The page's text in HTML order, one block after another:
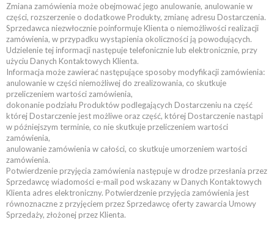
Zmiana zamówienia może obejmować jego anulowanie, anulowanie w
części, rozszerzenie o dodatkowe Produkty, zmianę adresu Dostarczenia.
Sprzedawca niezwłocznie poinformuje Klienta o niemożliwości realizacji
zamówienia, w przypadku wystąpienia okoliczności ją powodujących.
Udzielenie tej informacji następuje telefonicznie lub elektronicznie, przy
użyciu Danych Kontaktowych Klienta.
Informacja może zawierać następujące sposoby modyfikacji zamówienia:
anulowanie w części niemożliwej do zrealizowania, co skutkuje
przeliczeniem wartości zamówienia,
dokonanie podziału Produktów podlegających Dostarczeniu na część
której Dostarczenie jest możliwe oraz część, której Dostarczenie nastąpi
w późniejszym terminie, co nie skutkuje przeliczeniem wartości
zamówienia,
anulowanie zamówienia w całości, co skutkuje umorzeniem wartości
zamówienia.
Potwierdzenie przyjęcia zamówienia następuje w drodze przesłania przez
Sprzedawcę wiadomości e-mail pod wskazany w Danych Kontaktowych
Klienta adres elektroniczny. Potwierdzenie przyjęcia zamówienia jest
równoznaczne z przyjęciem przez Sprzedawcę oferty zawarcia Umowy
Sprzedaży, złożonej przez Klienta.